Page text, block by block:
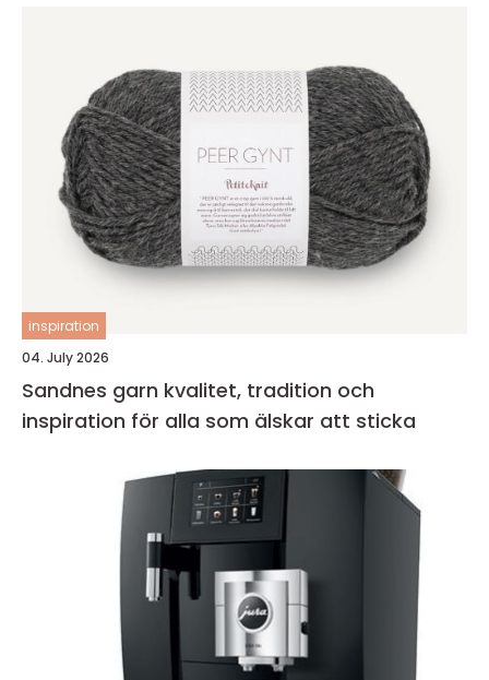
inspiration
04. July 2026
Sandnes garn kvalitet, tradition och
inspiration för alla som älskar att sticka